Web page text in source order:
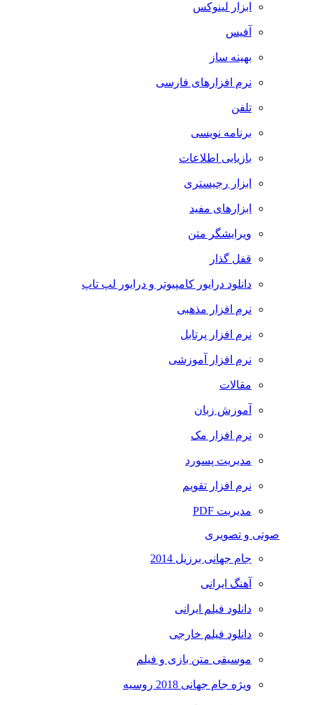
ابزار لینوکس
آفیس
بهینه ساز
نرم افزارهای فارسی
تلفن
برنامه نویسی
بازیابی اطلاعات
ابزار رجیستری
ابزارهای مفید
ویرایشگر متن
قفل گذار
دانلود درایور کامپیوتر و درایور لپ تاپ
نرم افزار مذهبی
نرم افزار پرتابل
نرم افزار آموزشی
مقالات
آموزش زبان
نرم افزار مک
مدیریت پسورد
نرم افزار تقویم
مدیریت PDF
صوتی و تصویری
جام جهانی برزیل 2014
آهنگ ایرانی
دانلود فیلم ایرانی
دانلود فیلم خارجی
موسیقی متن بازی و فیلم
ویژه جام جهانی 2018 روسیه